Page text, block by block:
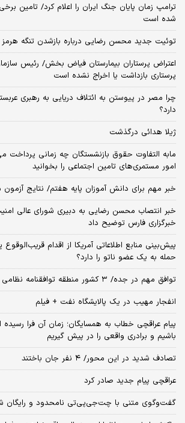
ترامپ زمان پایان جنگ ایران را اعلام کرد/ تامین
شده است
توئیت جدید محسن رضایی درباره بازشدن تنگه هرمز
اعتراض پرستاران بیمارستان فیاض بخش/ رئیس
پرستاری بازداشت یا اخراج نشده است
چرا مصر در پیوستن به ائتلاف دریایی به رهبری
دارد؟
ژیلا هدائی درگذشت
مابه التفاوت حقوق بازنشستگان چه زمانی پرداخت
امور مستمری‌های تامین اجتماعی را بخوانید
خبر مهم برای دانش آموزان پایه هفتم/ نتایج
خبر انتصاب محسن رضایی به دبیری شورای عالی
خبرگزاری فارس توضیح داد
پیش‌بینی منابع اطلاعاتی آمریکا از اقدام
حمله به یک عضو ناتو را دارد؟
توافق مهم در جده/ ۳ کشور منطقه توافقنامه نظامی امضا می‌کنند
انفجار مهیب در یک پالایشگاه نفت + فیلم
پیام عراقچی خطاب به همسایگان؛ زمان آن فرا
باشیم و برادری واقعی را در پیش گیریم
تصادف شدید در این محور/ ۴ نفر جان باختند
عراقچی پیام جدید صادر کرد
گفت‌وگوی متنی با چت‌جی‌پی‌تی نامحدود و رایگان